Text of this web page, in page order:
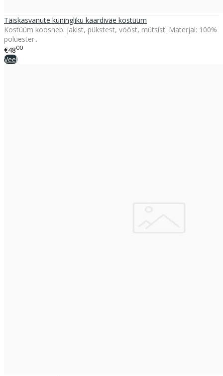
Täiskasvanute kuningliku kaardiväe kostüüm
Kostüüm koosneb: jakist, pükstest, vööst, mütsist. Materjal: 100%
polüester..
€4800
Veel